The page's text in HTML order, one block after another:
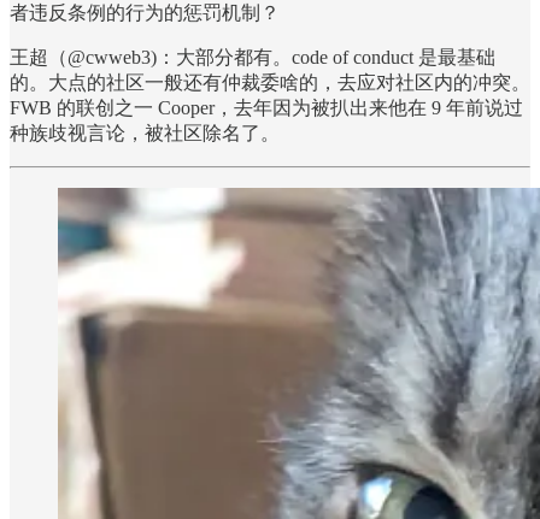
者违反条例的行为的惩罚机制？
王超（@cwweb3)：大部分都有。code of conduct 是最基础
的。大点的社区一般还有仲裁委啥的，去应对社区内的冲突。
FWB 的联创之一 Cooper，去年因为被扒出来他在 9 年前说过
种族歧视言论，被社区除名了。